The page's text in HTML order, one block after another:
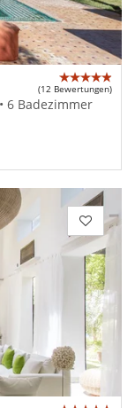
(12 Bewertungen)
6 Badezimmer